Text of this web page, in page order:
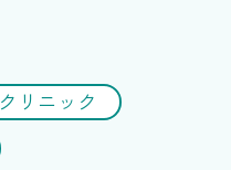
クリニック